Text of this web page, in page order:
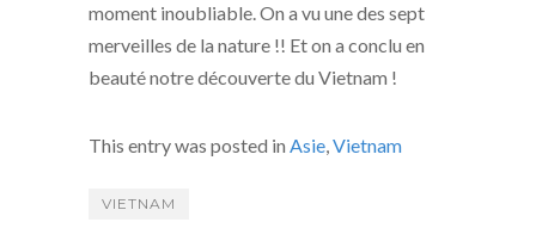
moment inoubliable. On a vu une des sept
merveilles de la nature !! Et on a conclu en
beauté notre découverte du Vietnam !
This entry was posted in Asie,Vietnam
VIETNAM